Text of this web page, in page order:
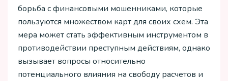
борьба с финансовыми мошенниками, которые
пользуются множеством карт для своих схем. Эта
мера может стать эффективным инструментом в
противодействии преступным действиям, однако
вызывает вопросы относительно
потенциального влияния на свободу расчетов и